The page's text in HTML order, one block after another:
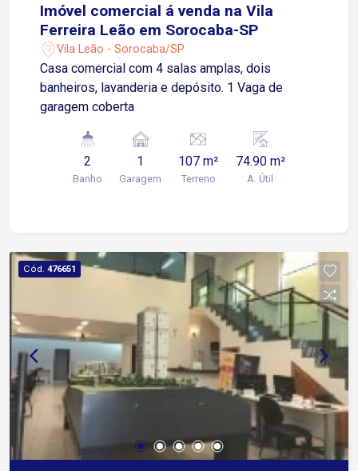
Imóvel comercial á venda na Vila
Ferreira Leão em Sorocaba-SP
Vila Leão - Sorocaba/SP
Casa comercial com 4 salas amplas, dois
banheiros, lavanderia e depósito. 1 Vaga de
garagem coberta
2
Banho
1
Garagem
107 m²
Terreno
74.90 m²
A. Útil
Cód. 476651